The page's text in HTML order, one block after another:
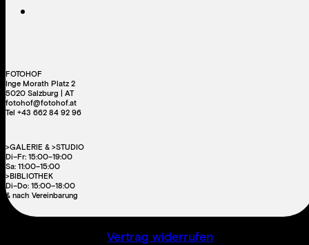
FOTOHOF
Inge Morath Platz 2
5020 Salzburg | AT
fotohof@fotohof.at
Tel +43 662 84 92 96
>GALERIE & >STUDIO
Di–Fr: 15:00–19:00
Sa: 11:00–15:00
>BIBLIOTHEK
Di–Do: 15:00–18:00
& nach Vereinbarung
Vertrag widerrufen